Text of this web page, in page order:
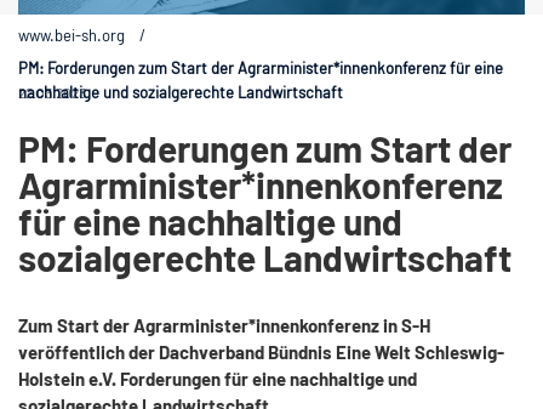
www.bei-sh.org
/
PM: Forderungen zum Start der Agrarminister*innenkonferenz für eine
nachhaltige und sozialgerechte Landwirtschaft
22.03.2023
PM: Forderungen zum Start der
Agrarminister*innenkonferenz
für eine nachhaltige und
sozialgerechte Landwirtschaft
Zum Start der Agrarminister*innenkonferenz in S-H
veröffentlich der Dachverband Bündnis Eine Welt Schleswig-
Holstein e.V. Forderungen für eine nachhaltige und